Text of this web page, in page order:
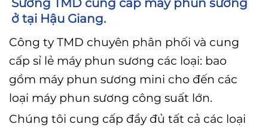
Sương TMD cung cấp máy phun sương
ở tại Hậu Giang.
Công ty TMD chuyên phân phối và cung
cấp sỉ lẻ máy phun sương các loại: bao
gồm máy phun sương mini cho đến các
loại máy phun sương công suất lớn.
Chúng tôi cung cấp đầy đủ tất cả các loại